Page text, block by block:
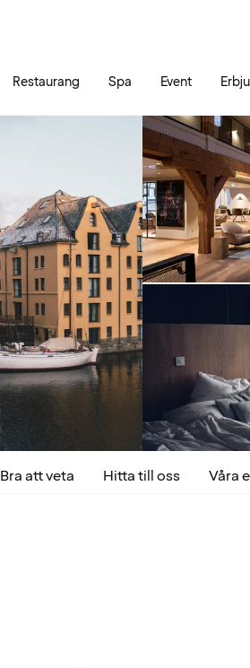
Restaurang Spa Event
Bra att veta Hitta till oss Våra